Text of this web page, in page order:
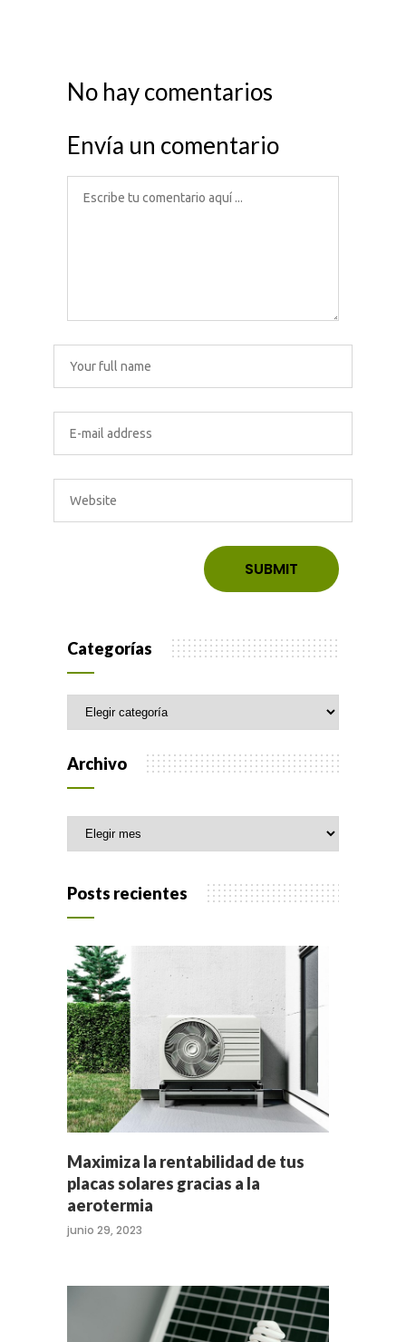
No hay comentarios
Envía un comentario
Categorías
Categorías
Archivo
Archivo
Posts recientes
Maximiza la rentabilidad de tus
placas solares gracias a la
aerotermia
junio 29, 2023